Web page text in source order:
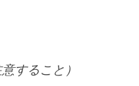
すること）